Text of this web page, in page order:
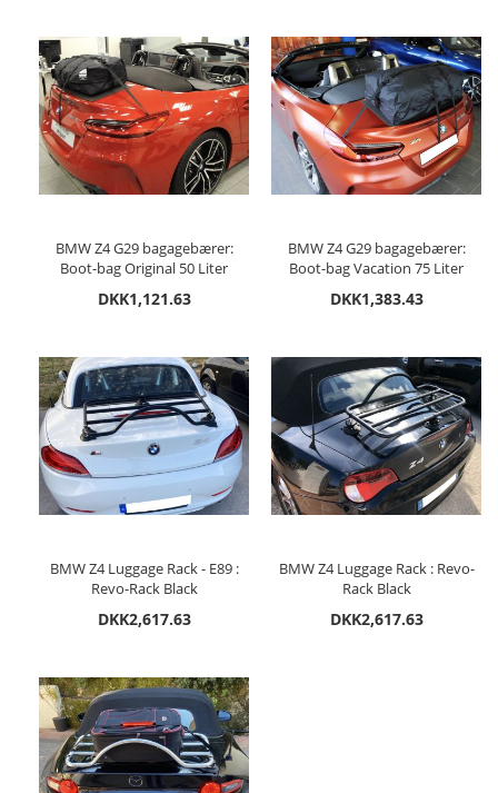
BMW Z4 G29 bagagebærer:
Boot-bag Original 50 Liter
DKK1,121.63
BMW Z4 G29 bagagebærer:
Boot-bag Vacation 75 Liter
DKK1,383.43
BMW Z4 Luggage Rack - E89 :
Revo-Rack Black
DKK2,617.63
BMW Z4 Luggage Rack : Revo-
Rack Black
DKK2,617.63